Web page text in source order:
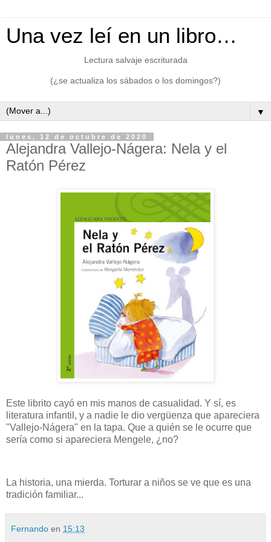
Una vez leí en un libro…
Lectura salvaje escriturada
(¿se actualiza los sábados o los domingos?)
▼
lunes, 12 de octubre de 2020
Alejandra Vallejo-Nágera: Nela y el
Ratón Pérez
Este librito cayó en mis manos de casualidad. Y sí, es
literatura infantil, y a nadie le dio vergüenza que apareciera
"Vallejo-Nágera" en la tapa. Que a quién se le ocurre que
sería como si apareciera Mengele, ¿no?
La historia, una mierda. Torturar a niños se ve que es una
tradición familiar...
Fernando en 15:13